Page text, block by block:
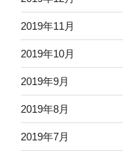
2019年11月
2019年10月
2019年9月
2019年8月
2019年7月